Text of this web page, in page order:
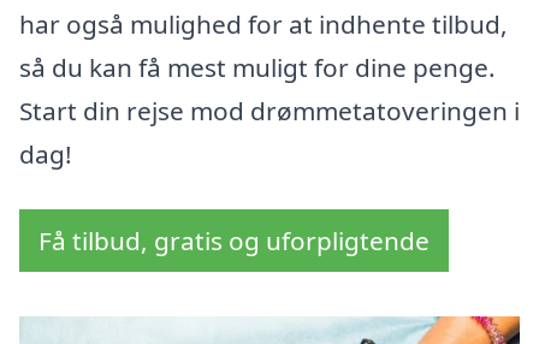
har også mulighed for at indhente tilbud,
så du kan få mest muligt for dine penge.
Start din rejse mod drømmetatoveringen i
dag!
Få tilbud, gratis og uforpligtende